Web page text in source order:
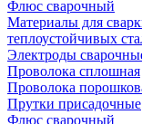
Флюс сварочный
Материалы для
теплоустойчивых
Электроды
Проволока сплошная
Проволока
Прутки присадочные
Флюс сварочный